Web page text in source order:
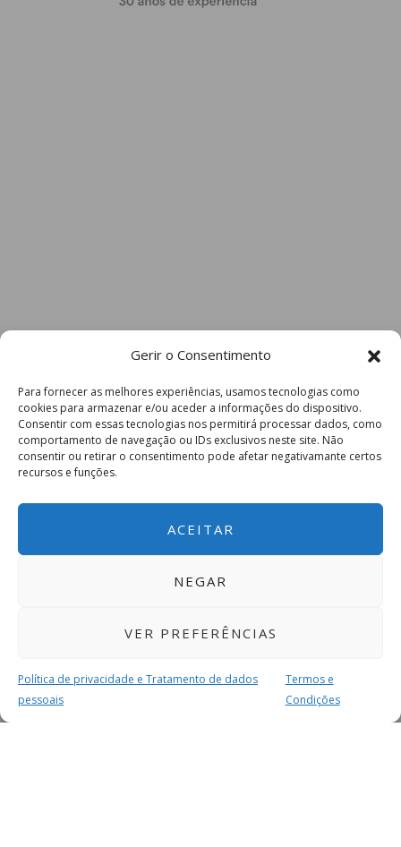
Gerir o Consentimento
Para fornecer as melhores experiências, usamos tecnologias como
cookies para armazenar e/ou aceder a informações do dispositivo.
Consentir com essas tecnologias nos permitirá processar dados, como
comportamento de navegação ou IDs exclusivos neste site. Não
consentir ou retirar o consentimento pode afetar negativamante certos
recursos e funções.
ACEITAR
NEGAR
VER PREFERÊNCIAS
Política de privacidade e Tratamento de dados
pessoais
Termos e
Condições